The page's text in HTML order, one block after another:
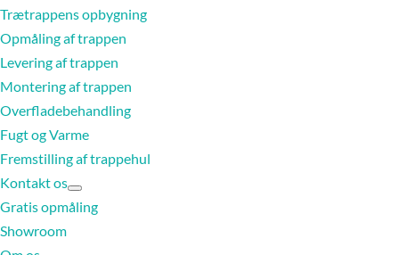
Trætrappens opbygning
Opmåling af trappen
Levering af trappen
Montering af trappen
Overfladebehandling
Fugt og Varme
Fremstilling af trappehul
Kontakt os
Gratis opmåling
Showroom